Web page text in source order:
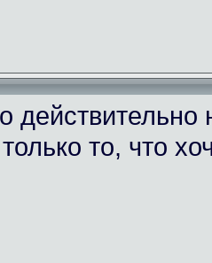
действительно
то, что